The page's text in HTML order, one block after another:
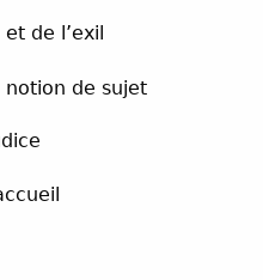
de l’exil
de sujet